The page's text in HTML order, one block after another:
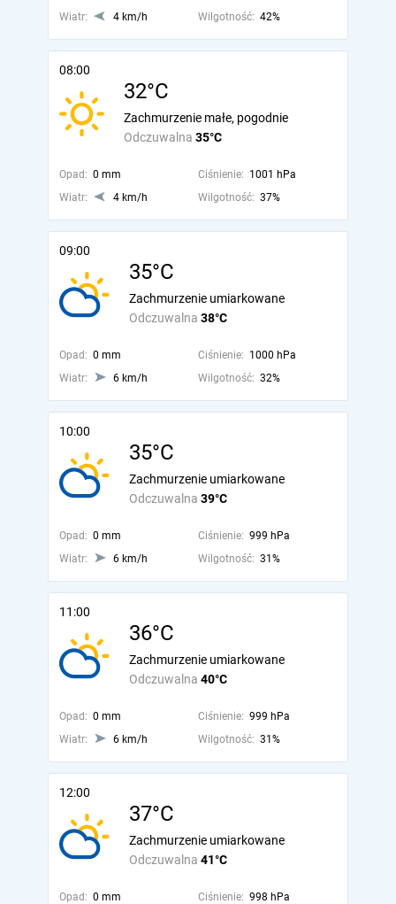
Wiatr: 4 km/h Wilgotność: 42%
08:00
32°C
Odczuwalna 35°C
Zachmurzenie małe, pogodnie
Opad: 0 mm Ciśnienie: 1001 hPa
Wiatr:
4 km/h Wilgotność: 37%
09:00
35°C
Odczuwalna 38°C
Zachmurzenie umiarkowane
Opad: 0 mm Ciśnienie: 1000 hPa
Wiatr:
6 km/h Wilgotność: 32%
10:00
35°C
Odczuwalna 39°C
Zachmurzenie umiarkowane
Opad: 0 mm Ciśnienie: 999 hPa
Wiatr:
6 km/h Wilgotność: 31%
11:00
36°C
Odczuwalna 40°C
Zachmurzenie umiarkowane
Opad: 0 mm Ciśnienie: 999 hPa
Wiatr:
6 km/h Wilgotność: 31%
12:00
37°C
Odczuwalna 41°C
Zachmurzenie umiarkowane
Opad: 0 mm Ciśnienie: 998 hPa